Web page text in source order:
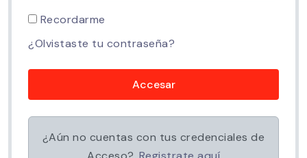
Recordarme
¿Olvistaste tu contraseña?
Accesar
¿Aún no cuentas con tus credenciales de